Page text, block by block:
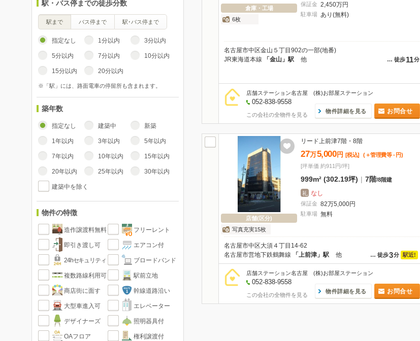
駅・バス停までの徒歩分数
駅まで バス停まで 駅･バス停まで
指定なし 1分以内 3分以内
5分以内 7分以内 10分以内
15分以内 20分以内
※「駅」には、路面電車の停留所も含まれます。
築年数
指定なし 建築中 新築
1年以内 3年以内 5年以内
7年以内 10年以内 15年以内
20年以内 25年以内 30年以内
建築中を除く
物件の特徴
造作譲渡料無料 フリーレント
即引き渡し可 エアコン付
24hセキュリティ ブロードバンド
複数路線利用可 駅前立地
商店街に面す 幹線道路沿い
大型車進入可 エレベーター
デザイナーズ 照明器具付
OAフロア 権利譲渡付
倉庫・工場
6枚
保証金 2,450万円
駐車場 あり(無料)
名古屋市中区金山５丁目902の一部(地番)
… 徒歩11分
JR東海道本線 「金山」駅 他
店舗ステーション名古屋 (株)お部屋ステーション
052-838-9558
この会社の全物件を見る
物件詳細を見る お問合せ
店舗(区分)
写真充実15枚
リード上前津7階・8階
27万5,000 円 [税込] (＋管理費等 - 円)
[坪単価 約911円/坪]
999m² (302.19坪) | 7階/8階建
礼 なし
保証金 82万5,000円
駐車場 無料
名古屋市中区大須４丁目14-62
… 徒歩3分 駅近!
名古屋市営地下鉄鶴舞線 「上前津」駅 他
店舗ステーション名古屋 (株)お部屋ステーション
052-838-9558
この会社の全物件を見る
物件詳細を見る お問合せ